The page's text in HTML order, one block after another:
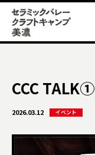
CCC TALK①
2026.03.12 イベント